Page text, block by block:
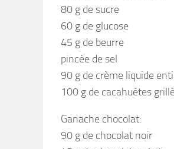
80 g de sucre
60 g de glucose
45 g de beurre
pincée de sel
90 g de crème liquide
100 g de cacahuètes
Ganache chocolat:
90 g de chocolat noir